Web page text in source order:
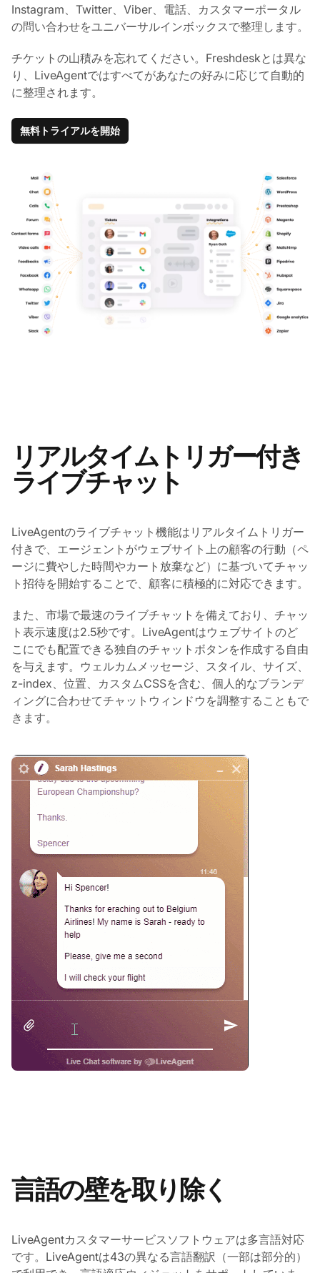
Instagram、Twitter、Viber、電話、カスタマーポータル
の問い合わせをユニバーサルインボックスで整理します。
チケットの山積みを忘れてください。Freshdeskとは異な
り、LiveAgentではすべてがあなたの好みに応じて自動的
に整理されます。
無料トライアルを開始
リアルタイムトリガー付き
ライブチャット
LiveAgentのライブチャット機能はリアルタイムトリガー
付きで、エージェントがウェブサイト上の顧客の行動（ペ
ージに費やした時間やカート放棄など）に基づいてチャッ
ト招待を開始することで、顧客に積極的に対応できます。
また、市場で最速のライブチャットを備えており、チャッ
ト表示速度は2.5秒です。LiveAgentはウェブサイトのど
こにでも配置できる独自のチャットボタンを作成する自由
を与えます。ウェルカムメッセージ、スタイル、サイズ、
z-index、位置、カスタムCSSを含む、個人的なブランデ
ィングに合わせてチャットウィンドウを調整することもで
きます。
言語の壁を取り除く
LiveAgentカスタマーサービスソフトウェアは多言語対応
です。LiveAgentは43の異なる言語翻訳（一部は部分的）